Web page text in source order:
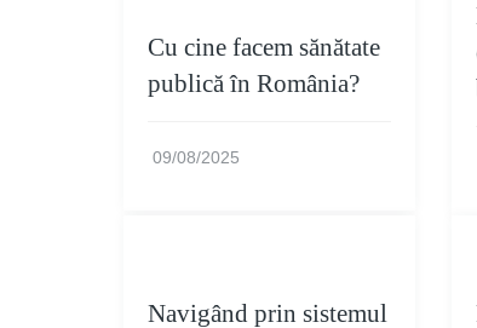
Cu cine facem sănătate
publică în România?
09/08/2025
Navigând prin sistemul